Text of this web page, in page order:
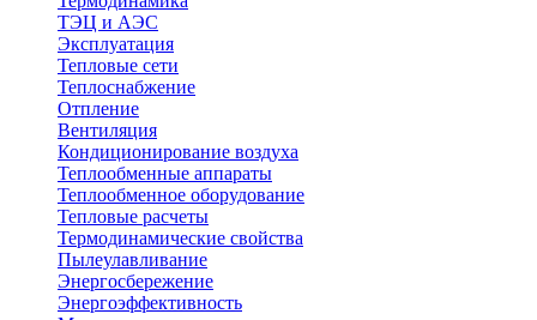
ТЭЦ и АЭС
Эксплуатация
Тепловые сети
Теплоснабжение
Отпление
Вентиляция
Кондиционирование воздуха
Теплообменные аппараты
Теплообменное оборудование
Тепловые расчеты
Термодинамические свойства
Пылеулавливание
Энергосбережение
Энергоэффективность